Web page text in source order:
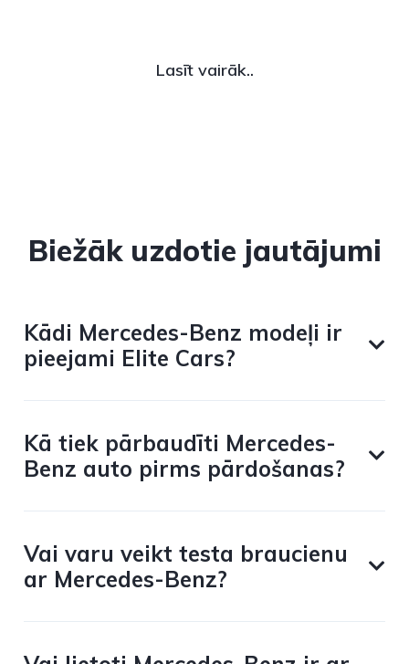
Lasīt vairāk..
Biežāk uzdotie jautājumi
Kādi Mercedes-Benz modeļi ir
pieejami Elite Cars?
Kā tiek pārbaudīti Mercedes-
Benz auto pirms pārdošanas?
Vai varu veikt testa braucienu
ar Mercedes-Benz?